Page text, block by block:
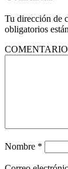
Tu dirección de
obligatorios
COMENTARIO
Nombre *